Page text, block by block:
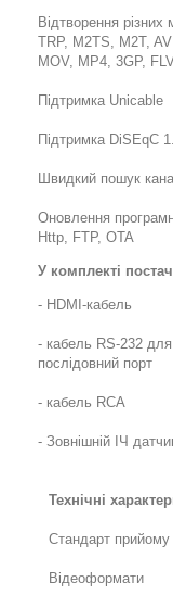
Відтворення
TRP, M2TS, M2T,
MOV, MP4, 3GP,
Підтримка Unicable
Підтримка DiSEqC
Швидкий пошук
Оновлення
Http, FTP, OTA
У комплекті
- HDMI-кабель
- кабель RS-232
послідовний порт
- кабель RCA
- Зовнішній ІЧ
Технічні
Стандарт прийому
Відеоформати